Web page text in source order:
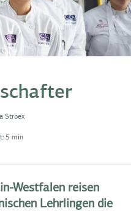
Stroex
5 min
Westfalen reisen
Lehrlingen die